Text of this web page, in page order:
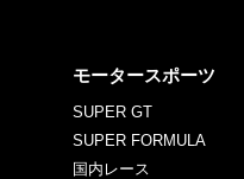
モータースポーツ
SUPER GT
SUPER FORMULA
国内レース